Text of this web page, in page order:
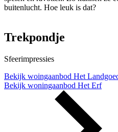
buitenlucht. Hoe leuk is dat?
Trekpondje
Sfeerimpressies
Bekijk woingaanbod Het
Bekijk woningaanbod Het Erf